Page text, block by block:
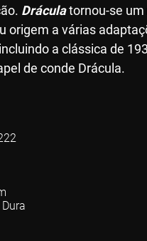
Dráculatornou-se
origem a várias
a clássica de
de conde Drácula.